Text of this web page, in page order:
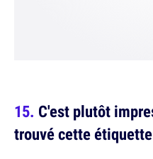
C'est plutôt
trouvé cette étiquette